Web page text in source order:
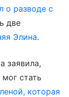
о разводе с
две
Элина.
заявила,
стать
которая